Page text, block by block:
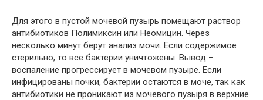
Для этого в пустой мочевой пузырь помещают раствор
антибиотиков Полимиксин или Неомицин. Через
несколько минут берут анализ мочи. Если содержимое
стерильно, то все бактерии уничтожены. Вывод –
воспаление прогрессирует в мочевом пузыре. Если
инфицированы почки, бактерии остаются в моче, так как
антибиотики не проникают из мочевого пузыря в верхние